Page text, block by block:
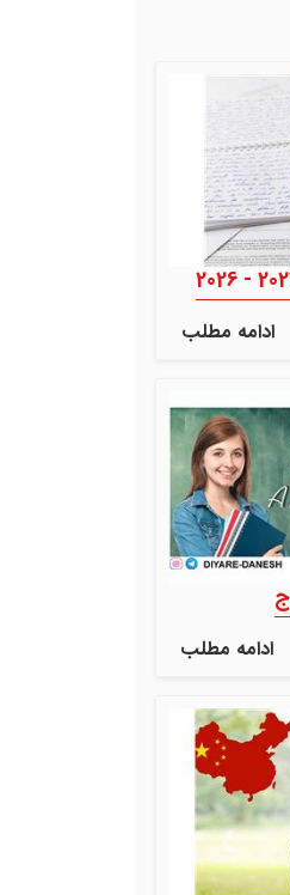
ادامه مطلب
ادامه مطلب